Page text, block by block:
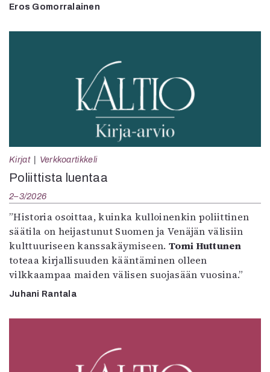
Eros Gomorralainen
Kirjat Verkkoartikkeli
Poliittista luentaa
2–3/2026
”Historia osoittaa, kuinka kulloinenkin poliittinen
säätila on heijastunut Suomen ja Venäjän välisiin
kulttuuriseen kanssakäymiseen. Tomi Huttunen
toteaa kirjallisuuden kääntäminen olleen
vilkkaampaa maiden välisen suojasään vuosina.”
Juhani Rantala